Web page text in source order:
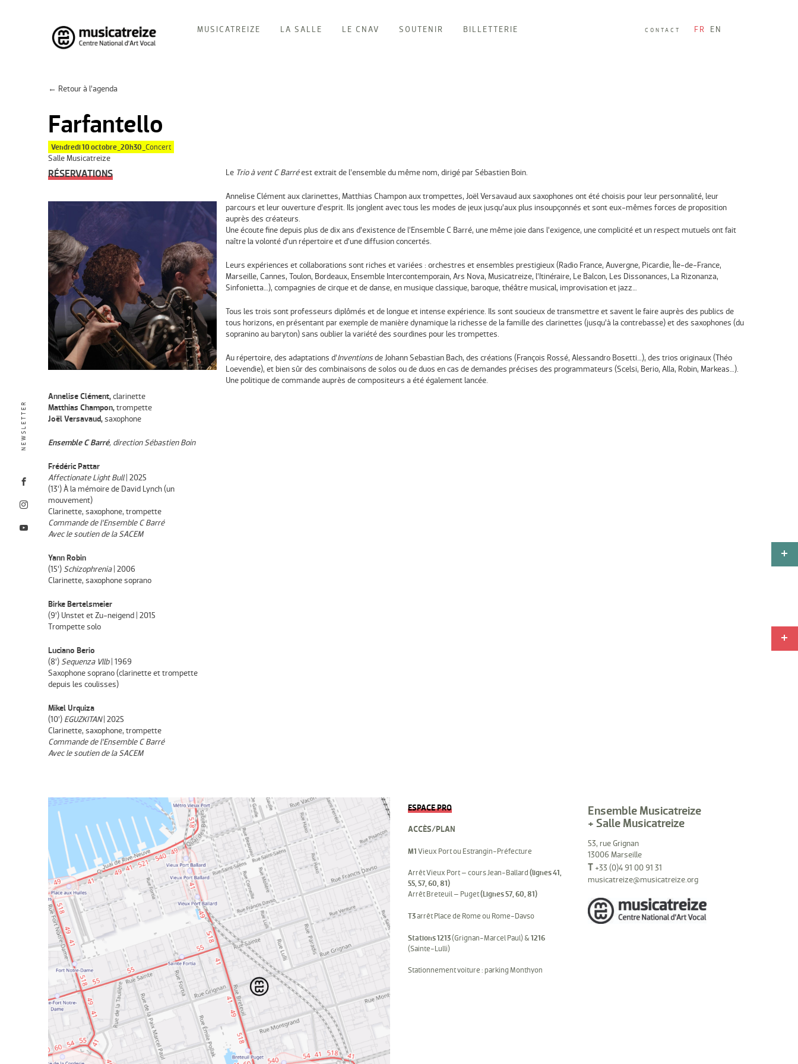
Skip
to
content
MUSICATREIZE LA SALLE LE CNAV SOUTENIR BILLETTERIE CONTACT FR EN
NEWSLETTER
← Retour à l’agenda
Farfantello
Vendredi 10 octobre_20h30_ Concert
Salle Musicatreize
RÉSERVATIONS
Annelise Clément,clarinette
Matthias Champon,trompette
Joël Versavaud,saxophone
Ensemble C Barré, direction Sébastien Boin
Frédéric Pattar
Affectionate Light Bull | 2025
(13’)À la mémoire de David Lynch (un
mouvement)
Clarinette, saxophone, trompette
Commande de l’Ensemble C Barré
Avec le soutien de la SACEM
Yann Robin
(15’)Schizophrenia | 2006
Clarinette, saxophone soprano
Birke Bertelsmeier
(9’) Unstet et Zu-neigend | 2015
Trompette solo
Luciano Berio
(8’)Sequenza Vllb | 1969
Saxophone soprano (clarinette et trompette
depuis les coulisses)
Mikel Urquiza
(10’) EGUZKITAN | 2025
Clarinette, saxophone, trompette
Commande de l’Ensemble C Barré
Avec le soutien de la SACEM
Le Trio à vent C Barréest extrait de l’ensemble du même nom, dirigé par Sébastien Boin.
Annelise Clément aux clarinettes, Matthias Champon aux trompettes, Joël Versavaud aux saxophones ont été choisis pour leur personnalité, leur
parcours et leur ouverture d’esprit. Ils jonglent avec tous les modes de jeux jusqu’aux plus insoupçonnés et sont eux-mêmes forces de proposition
auprès des créateurs.
Une écoute fine depuis plus de dix ans d’existence de l’Ensemble C Barré, une même joie dans l’exigence, une complicité et un respect mutuels ont fait
naître la volonté d’un répertoire et d’une diffusion concertés.
Leurs expériences et collaborations sont riches et variées : orchestres et ensembles prestigieux (Radio France, Auvergne, Picardie, Île-de-France,
Marseille, Cannes, Toulon, Bordeaux, Ensemble Intercontemporain, Ars Nova, Musicatreize, l’Itinéraire, Le Balcon, Les Dissonances, La Rizonanza,
Sinfonietta…), compagnies de cirque et de danse, en musique classique, baroque, théâtre musical, improvisation et jazz…
Tous les trois sont professeurs diplômés et de longue et intense expérience. Ils sont soucieux de transmettre et savent le faire auprès des publics de
tous horizons, en présentant par exemple de manière dynamique la richesse de la famille des clarinettes (jusqu’à la contrebasse) et des saxophones (du
sopranino au baryton) sans oublier la variété des sourdines pour les trompettes.
Au répertoire, des adaptations d’Inventionsde Johann Sebastian Bach, des créations (François Rossé, Alessandro Bosetti…), des trios originaux (Théo
Loevendie), et bien sûr des combinaisons de solos ou de duos en cas de demandes précises des programmateurs (Scelsi, Berio, Alla, Robin, Markeas…).
Une politique de commande auprès de compositeurs a été également lancée.
ESPACE PRO
ACCÈS/PLAN
M1 Vieux Port ou Estrangin-Préfecture
Arrêt Vieux Port – cours Jean-Ballard (lignes 41,
55, 57, 60, 81)
Arrêt Breteuil – Puget(Lignes 57, 60, 81)
T3arrêt Place de Rome ou Rome-Davso
Stations 1213(Grignan-Marcel Paul) & 1216
(Sainte-Lulli)
Stationnement voiture : parking Monthyon
Ensemble Musicatreize
+ Salle Musicatreize
53, rue Grignan
13006 Marseille
T +33 (0)4 91 00 91 31
musicatreize@musicatreize.org